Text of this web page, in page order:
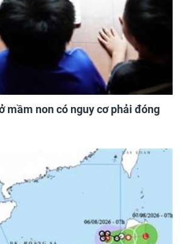
mầm non có nguy cơ phải đóng